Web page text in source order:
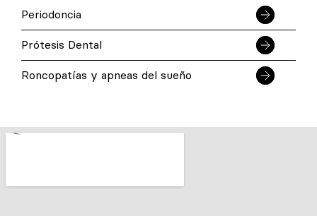
Periodoncia
Prótesis Dental
Roncopatías y apneas del sueño